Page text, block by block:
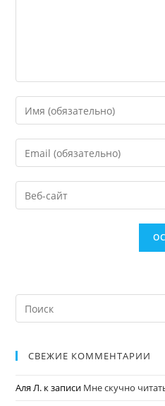
СВЕЖИЕ КОММЕНТАРИИ
Аля Л. к записи Мне скучно